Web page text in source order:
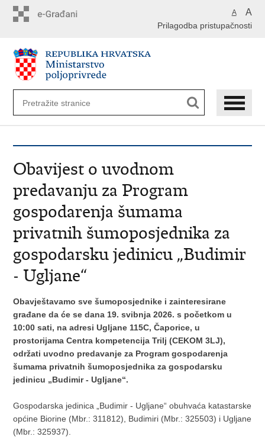
A A
Prilagodba pristupačnosti
Obavijest o uvodnom
predavanju za Program
gospodarenja šumama
privatnih šumoposjednika za
gospodarsku jedinicu „Budimir
- Ugljane“
Obavještavamo sve šumoposjednike i zainteresirane
građane da će se dana 19. svibnja 2026. s početkom u
10:00 sati, na adresi Ugljane 115C, Čaporice, u
prostorijama Centra kompetencija Trilj (CEKOM 3LJ),
održati uvodno predavanje za Program gospodarenja
šumama privatnih šumoposjednika za gospodarsku
jedinicu „Budimir - Ugljane“.
Gospodarska jedinica „Budimir - Ugljane“ obuhvaća katastarske
općine Biorine (Mbr.: 311812), Budimiri (Mbr.: 325503) i Ugljane
(Mbr.: 325937).